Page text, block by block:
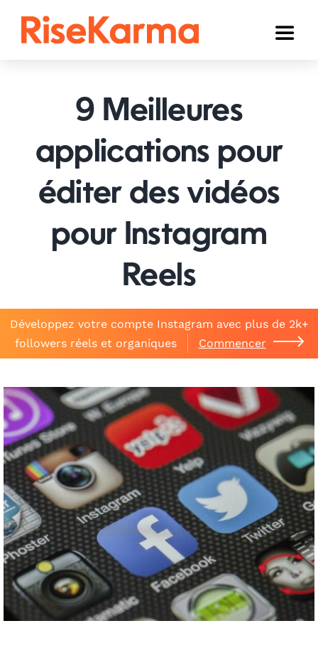
Toggle
Twitter (𝕏)
Autres
9 Meilleures
applications pour
éditer des vidéos
pour Instagram
Reels
Développez votre compte Instagram avec plus de 2k+
followers réels et organiques
Commencer